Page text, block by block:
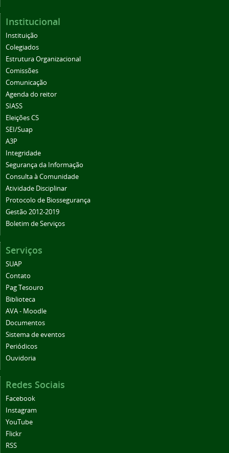
Institucional
Instituição
Colegiados
Estrutura Organizacional
Comissões
Comunicação
Agenda do reitor
SIASS
Eleições CS
SEI/Suap
A3P
Integridade
Segurança da Informação
Consulta à Comunidade
Atividade Disciplinar
Protocolo de Biossegurança
Gestão 2012-2019
Boletim de Serviços
Serviços
SUAP
Contato
Pag Tesouro
Biblioteca
AVA - Moodle
Documentos
Sistema de eventos
Periódicos
Ouvidoria
Redes Sociais
Facebook
Instagram
YouTube
Flickr
RSS